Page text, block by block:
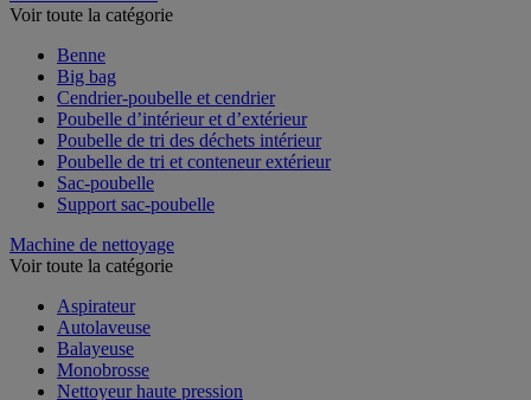
Gestion des déchets
Benne
Big bag
Cendrier-poubelle et cendrier
Poubelle d’intérieur et d’extérieur
Poubelle de tri des déchets intérieur
Poubelle de tri et conteneur extérieur
Sac-poubelle
Machine de nettoyage
Aspirateur
Autolaveuse
Balayeuse
Monobrosse